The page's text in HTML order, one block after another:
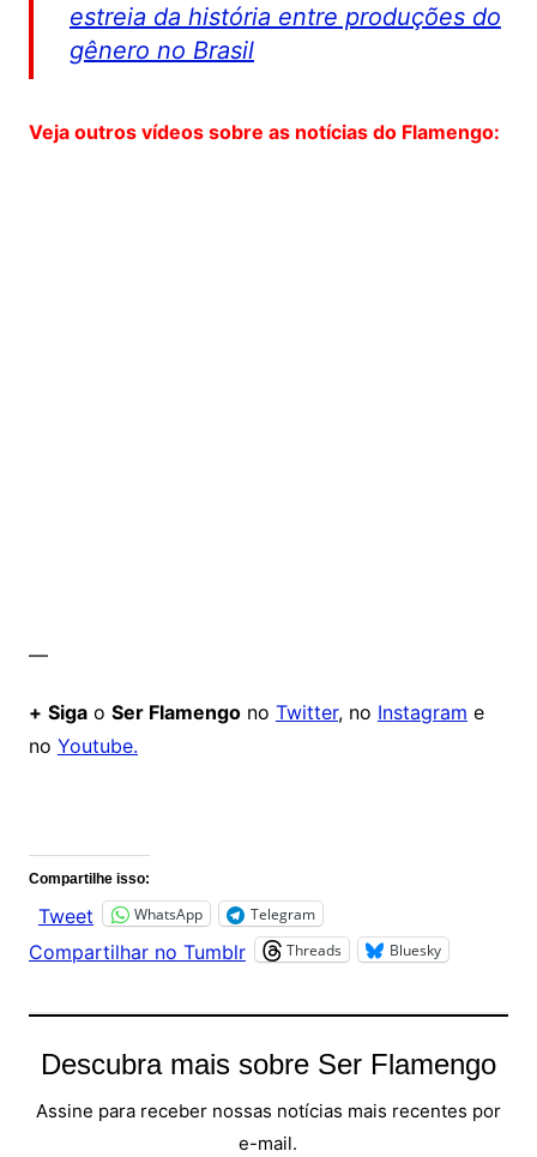
estreia da história entre produções do
gênero no Brasil
Veja outros vídeos sobre as notícias do Flamengo:
—
+ Sigao Ser Flamengono Twitter, no Instagram e
no Youtube.
Compartilhe isso:
Tweet WhatsApp Telegram
Compartilhar no Tumblr Threads Bluesky
Descubra mais sobre Ser Flamengo
Assine para receber nossas notícias mais recentes por
e-mail.